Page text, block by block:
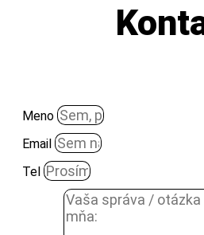
Meno
Email
Tel